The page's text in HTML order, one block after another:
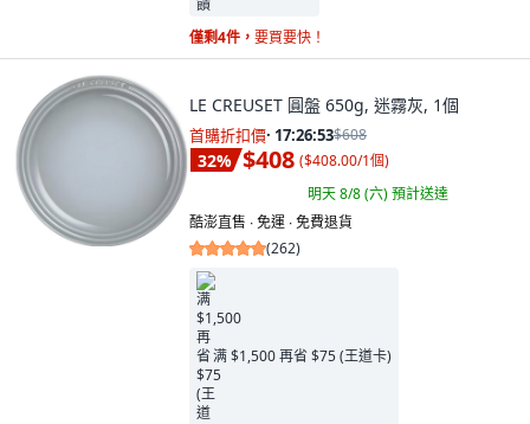
僅剩4件， 要買要快！
LE CREUSET 圓盤 650g, 迷霧灰, 1個
首購折扣價· 17:26:52$608
32% $408 ($408.00/1個)
明天 8/8 (六)預計送達
酷澎直售 ∙ 免運 ∙ 免費退貨
(262)
满 $1,500 再省 $75 (王道卡)